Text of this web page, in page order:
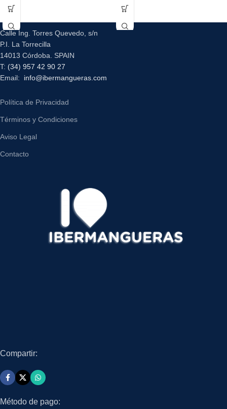
Calle Ing. Torres Quevedo, s/n
P.I. La Torrecilla
14013 Córdoba. SPAIN
T: (34) 957 42 90 27
Email: info@ibermangueras.com
Política de Privacidad
Términos y Condiciones
Aviso Legal
Contacto
Compartir:
Método de pago: